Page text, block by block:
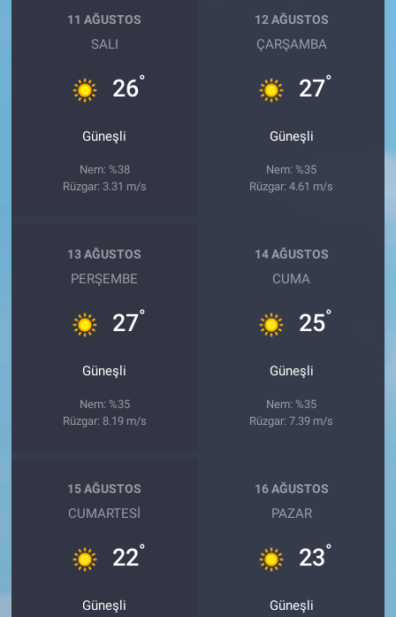
11 AĞUSTOS
SALI
26°
Güneşli
Nem: %38
Rüzgar: 3.31 m/s
12 AĞUSTOS
ÇARŞAMBA
27°
Güneşli
Nem: %35
Rüzgar: 4.61 m/s
13 AĞUSTOS
PERŞEMBE
27°
Güneşli
Nem: %35
Rüzgar: 8.19 m/s
14 AĞUSTOS
CUMA
25°
Güneşli
Nem: %35
Rüzgar: 7.39 m/s
15 AĞUSTOS
CUMARTESI
22°
Güneşli
16 AĞUSTOS
PAZAR
23°
Güneşli